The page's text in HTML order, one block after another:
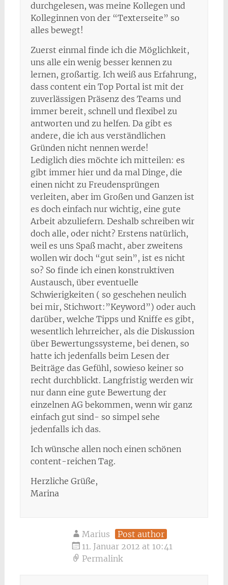
durchgelesen, was meine Kollegen und
Kolleginnen von der “Texterseite” so
alles bewegt!
Zuerst einmal finde ich die Möglichkeit,
uns alle ein wenig besser kennen zu
lernen, großartig. Ich weiß aus Erfahrung,
dass content ein Top Portal ist mit der
zuverlässigen Präsenz des Teams und
immer bereit, schnell und flexibel zu
antworten und zu helfen. Da gibt es
andere, die ich aus verständlichen
Gründen nicht nennen werde!
Lediglich dies möchte ich mitteilen: es
gibt immer hier und da mal Dinge, die
einen nicht zu Freudensprüngen
verleiten, aber im Großen und Ganzen ist
es doch einfach nur wichtig, eine gute
Arbeit abzuliefern. Deshalb schreiben wir
doch alle, oder nicht? Erstens natürlich,
weil es uns Spaß macht, aber zweitens
wollen wir doch “gut sein”, ist es nicht
so? So finde ich einen konstruktiven
Austausch, über eventuelle
Schwierigkeiten ( so geschehen neulich
bei mir, Stichwort:”Keyword”) oder auch
darüber, welche Tipps und Kniffe es gibt,
wesentlich lehrreicher, als die Diskussion
über Bewertungssysteme, bei denen, so
hatte ich jedenfalls beim Lesen der
Beiträge das Gefühl, sowieso keiner so
recht durchblickt. Langfristig werden wir
nur dann eine gute Bewertung der
einzelnen AG bekommen, wenn wir ganz
einfach gut sind- so simpel sehe
jedenfalls ich das.
Ich wünsche allen noch einen schönen
content-reichen Tag.
Herzliche Grüße,
Marina
Marius
Post author
11. Januar 2012 at 10:41
Permalink